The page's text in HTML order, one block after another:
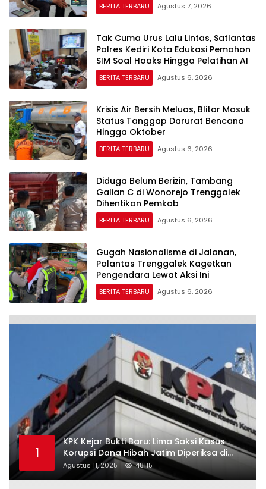
BERITA TERBARU Agustus 7, 2026
Tak Cuma Urus Lalu Lintas, Satlantas
Polres Kediri Kota Edukasi Pemohon
SIM Soal Hoaks Hingga Pelatihan AI
BERITA TERBARU Agustus 6, 2026
Krisis Air Bersih Meluas, Blitar Masuk
Status Tanggap Darurat Bencana
Hingga Oktober
BERITA TERBARU Agustus 6, 2026
Diduga Belum Berizin, Tambang
Galian C di Wonorejo Trenggalek
Dihentikan Pemkab
BERITA TERBARU Agustus 6, 2026
Gugah Nasionalisme di Jalanan,
Polantas Trenggalek Kagetkan
Pengendara Lewat Aksi Ini
BERITA TERBARU Agustus 6, 2026
1
KPK Kejar Bukti Baru: Lima Saksi Kasus
Korupsi Dana Hibah Jatim Diperiksa di
Trenggalek
Agustus 11, 2025 48115